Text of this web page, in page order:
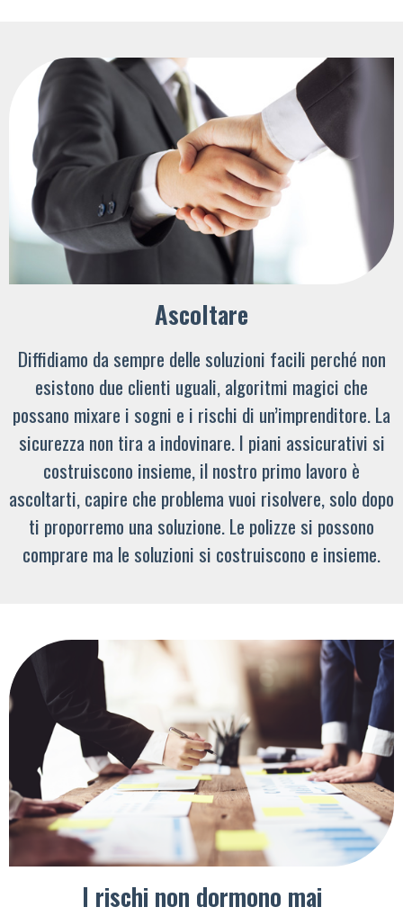
Ascoltare
Diffidiamo da sempre delle soluzioni facili perché non
esistono due clienti uguali, algoritmi magici che
possano mixare i sogni e i rischi di un’imprenditore. La
sicurezza non tira a indovinare. I piani assicurativi si
costruiscono insieme, il nostro primo lavoro è
ascoltarti, capire che problema vuoi risolvere, solo dopo
ti proporremo una soluzione. Le polizze si possono
comprare ma le soluzioni si costruiscono e insieme.
I rischi non dormono mai